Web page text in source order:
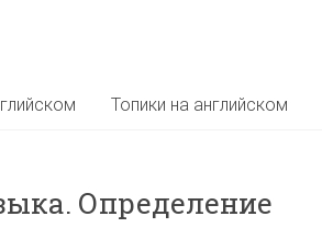
Топики на английском
Определение